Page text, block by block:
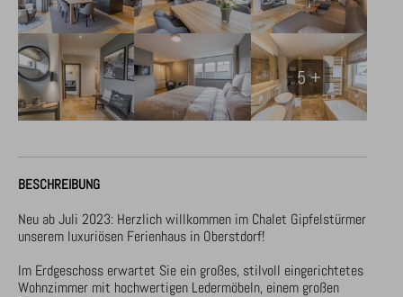
5 +
BESCHREIBUNG
Neu ab Juli 2023: Herzlich willkommen im Chalet Gipfelstürmer
unserem luxuriösen Ferienhaus in Oberstdorf!
Im Erdgeschoss erwartet Sie ein großes, stilvoll eingerichtetes
Wohnzimmer mit hochwertigen Ledermöbeln, einem großen